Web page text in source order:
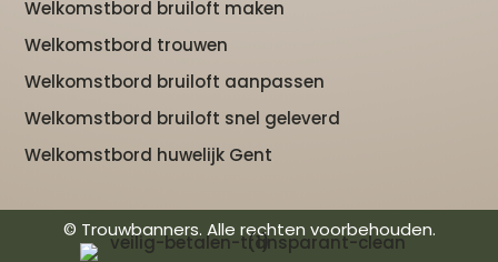
Welkomstbord bruiloft maken
Welkomstbord trouwen
Welkomstbord bruiloft aanpassen
Welkomstbord bruiloft snel geleverd
Welkomstbord huwelijk Gent
© Trouwbanners. Alle rechten voorbehouden.